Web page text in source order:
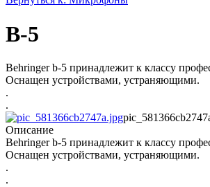
B-5
Behringer b-5 принадлежит к классу
Оснащен устройствами, устраняющими.
.
.
Описание
Behringer b-5 принадлежит к классу
Оснащен устройствами, устраняющими.
.
.